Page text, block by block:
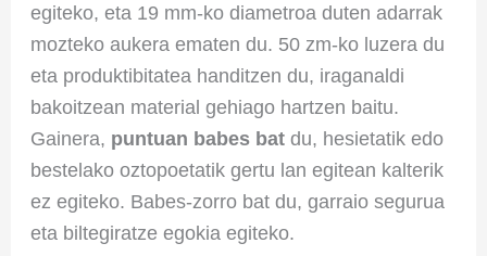
egiteko, eta 19 mm-ko diametroa duten adarrak
mozteko aukera ematen du. 50 zm-ko luzera du
eta produktibitatea handitzen du, iraganaldi
bakoitzean material gehiago hartzen baitu.
Gainera, puntuan babes batdu, hesietatik edo
bestelako oztopoetatik gertu lan egitean kalterik
ez egiteko. Babes-zorro bat du, garraio segurua
eta biltegiratze egokia egiteko.